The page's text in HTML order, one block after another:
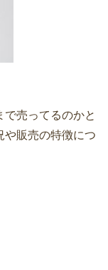
売ってるのかと
や販売の特徴につ